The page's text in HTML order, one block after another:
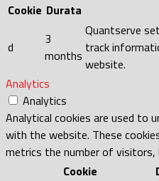
Cookie Durata
d
3
months
Quantserve
track
website.
Analytics
Analytics
Analytical cookies are used to
with the website. These
metrics the number of
Cookie